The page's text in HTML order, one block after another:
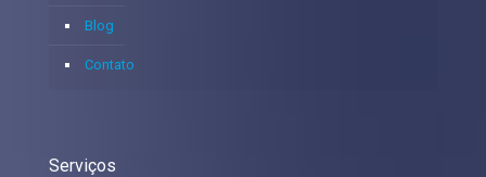
Blog
Contato
Serviços